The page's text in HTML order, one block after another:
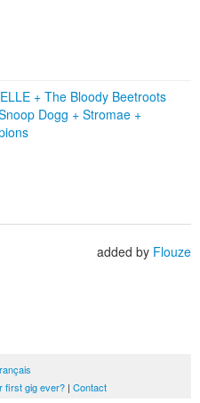
+ The Bloody Beetroots
Dogg + Stromae +
added by Flouze
first gig ever? | Contact